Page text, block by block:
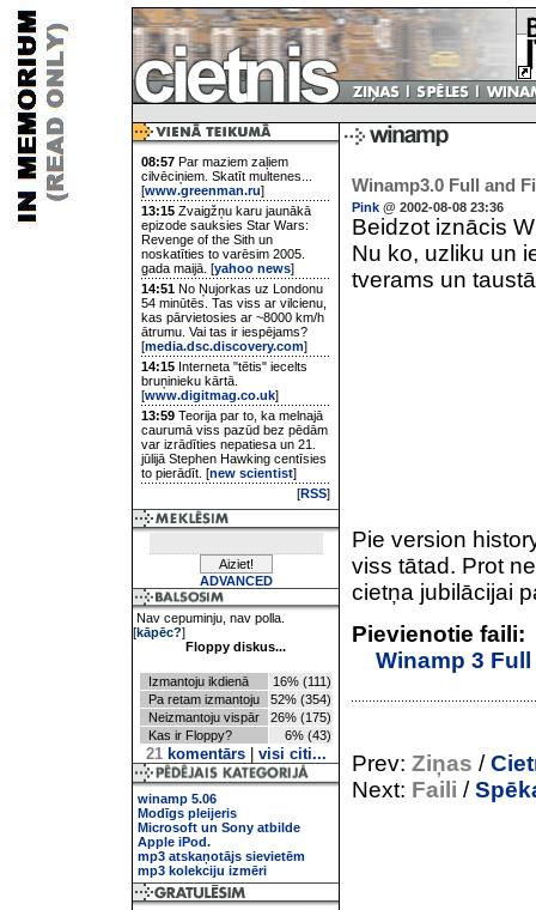
08:57 Par maziem zaļiem
cilvēciņiem. Skatīt multenes...
[www.greenman.ru]
13:15 Zvaigžņu karu jaunākā
epizode sauksies Star Wars:
Revenge of the Sith un
noskatīties to varēsim 2005.
gada maijā. [yahoo news]
14:51 No Ņujorkas uz Londonu
54 minūtēs. Tas viss ar vilcienu,
kas pārvietosies ar ~8000 km/h
ātrumu. Vai tas ir iespējams?
[media.dsc.discovery.com]
14:15 Interneta "tētis" iecelts
bruņinieku kārtā.
[www.digitmag.co.uk]
13:59 Teorija par to, ka melnajā
caurumā viss pazūd bez pēdām
var izrādīties nepatiesa un 21.
jūlijā Stephen Hawking centīsies
to pierādīt. [new scientist]
[RSS]
ADVANCED
Nav cepuminju, nav polla.
[kāpēc?]
Floppy diskus...
Izmantoju ikdienā
16% (111)
Pa retam izmantoju
52% (354)
Neizmantoju vispār
26% (175)
Kas ir Floppy?
6% (43)
21komentārs| visi citi...
winamp 5.06
Modīgs pleijeris
Microsoft un Sony atbilde
Apple iPod.
mp3 atskaņotājs sievietēm
mp3 kolekciju izmēri
Winamp3.0 Full and
Pink @ 2002-08-08 23:36
Beidzot iznācis
Nu ko, uzliku un
tverams un
Pie version
viss tātad. Prot
cietņa jubilācijai
Pievienotie faili:
Winamp 3
Prev: Ziņas /
Next: Faili /